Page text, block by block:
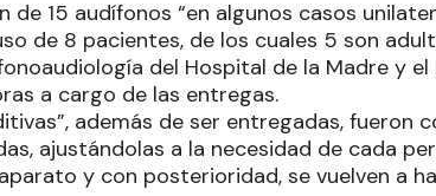
15 audífonos “en algunos casos
de 8 pacientes, de los cuales 5 son
del Hospital de la Madre y el
a cargo de las entregas.
además de ser entregadas, fueron
ajustándolas a la necesidad de cada
y con posterioridad, se vuelven a